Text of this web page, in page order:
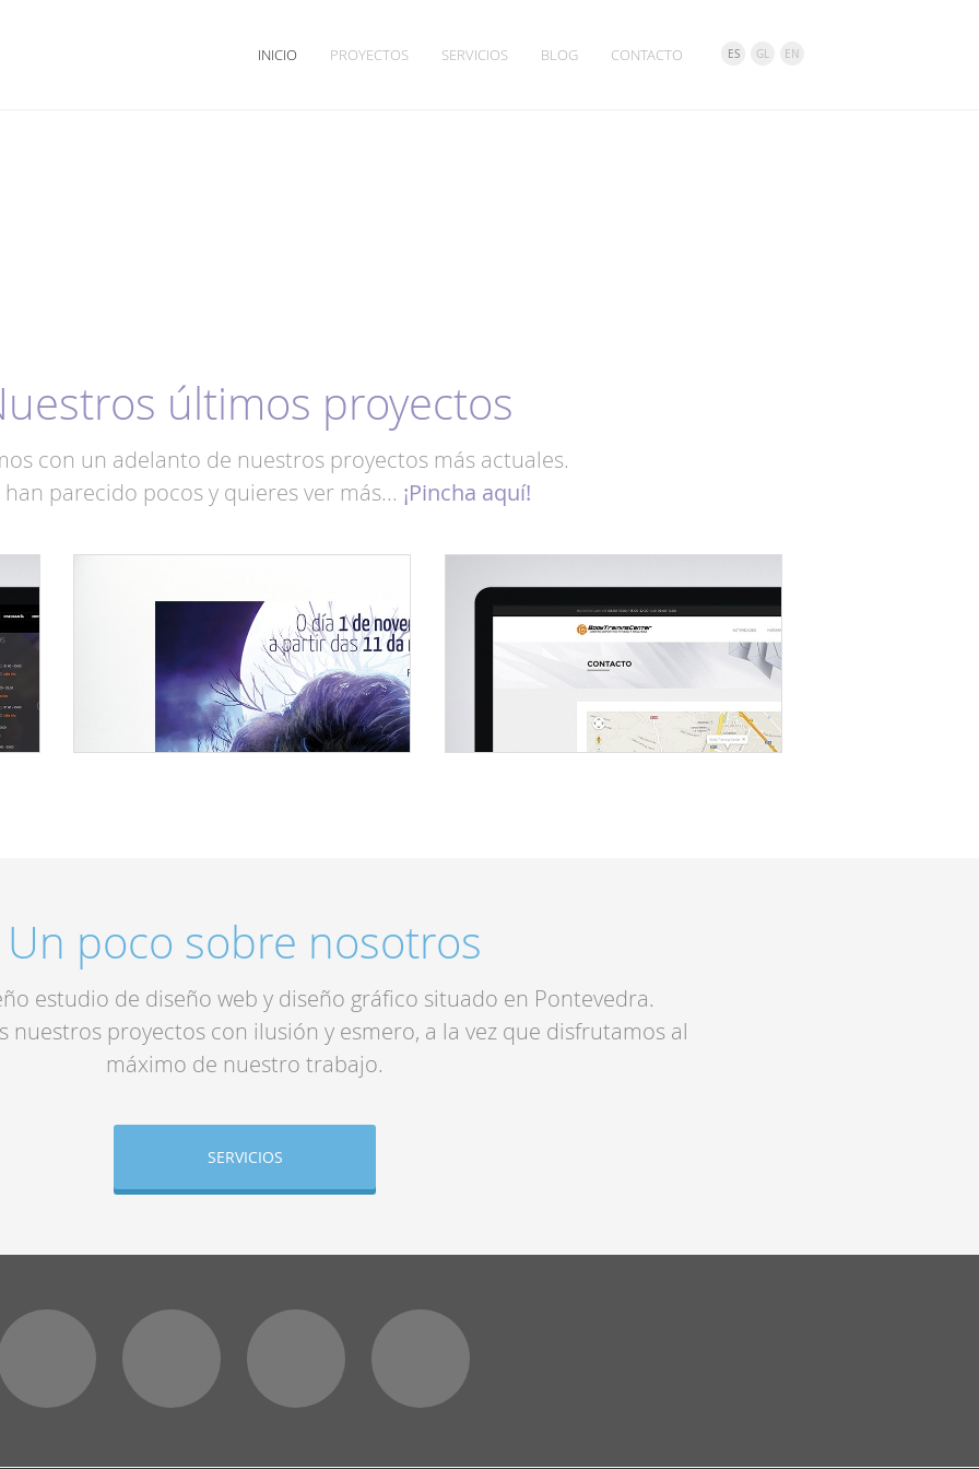
ES GL EN
INICIO PROYECTOS SERVICIOS BLOG CONTACTO
últimos proyectos
con un adelanto de nuestros proyectos más actuales.
han parecido pocos y quieres ver más... ¡Pincha aquí!
Un poco sobre nosotros
estudio de diseño web y diseño gráfico situado en Pontevedra.
nuestros proyectos con ilusión y esmero, a la vez que disfrutamos al
máximo de nuestro trabajo.
SERVICIOS